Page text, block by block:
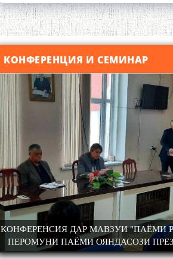
Қадамҷо - Лоҳутӣ
4-уми декабр- зодрӯзи шоири
абадзинда Абулқосим Лоҳутӣ
ҲУНАРМАНД ВА
ДОНИШМАНД
КОНФЕРЕНЦИЯ И СЕМИНАР
КОНФЕРЕНСИЯ ДАР МАВЗУИ "ПАЁМИ
ПЕРОМУНИ ПАЁМИ ОЯНДАСОЗИ
КИШВАР